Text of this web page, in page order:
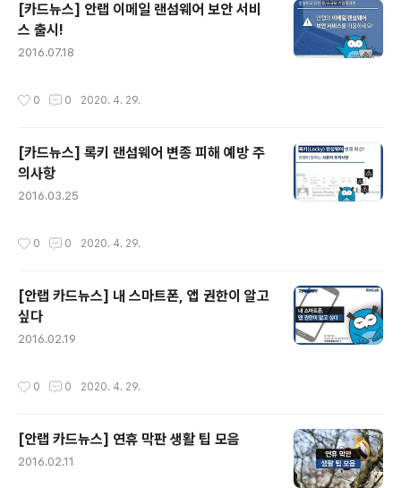
랜섬웨어도 변종이 등장하며 피해를 양산한 바 있습니다.
이번 '워너 크립터' 랜섬웨어는 PC 운영체제(OS)의 취약
점을 노린 공격으로 현재 스마트폰 사용자에게는 영향이
이에 안랩은 ..
[카드뉴스] 안랩 이메일 랜섬웨어 보안 서비
스 출시!
2016.07.18
0 0 2020. 4. 29.
[카드뉴스] 록키 랜섬웨어 변종 피해 예방 주
의사항
2016.03.25
0 0 2020. 4. 29.
[안랩 카드뉴스] 내 스마트폰, 앱 권한이 알고
싶다
2016.02.19
0 0 2020. 4. 29.
[안랩 카드뉴스] 연휴 막판 생활 팁 모음
2016.02.11